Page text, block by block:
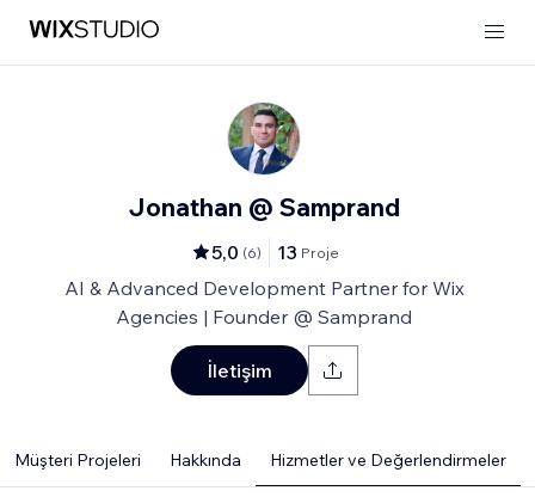
Jonathan @ Samprand
5,0 (6) 13 Proje
AI & Advanced Development Partner for Wix
Agencies | Founder @ Samprand
İletişim
Müşteri Projeleri Hakkında Hizmetler ve Değerlendirmeler